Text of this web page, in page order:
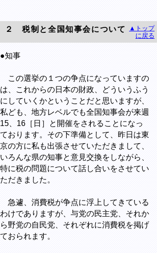
２ 税制と全国知事会について
▲トップ
に戻る
●知事
この選挙の１つの争点になっていますの
は、これからの日本の財政、どういうふう
にしていくかということだと思いますが、
私ども、地方レベルでも全国知事会が来週
15、16［日］と開催をされることになっ
ております。その下準備として、昨日は東
京の方に私も出張させていただきまして、
いろんな県の知事と意見交換をしながら、
特に税の問題について話し合いをさせてい
ただきました。
急遽、消費税が争点に浮上してきている
わけでありますが、与党の民主党、それか
ら野党の自民党、それぞれに消費税を掲げ
ておられます。